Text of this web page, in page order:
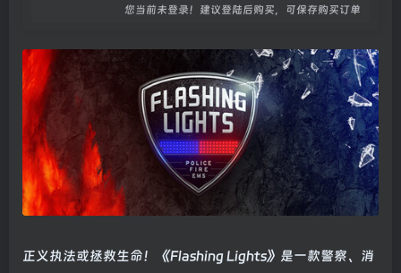
您当前未登录！建议登陆后购买，可保存购买订单
正义执法或拯救生命！《Flashing Lights》是一款警察、消